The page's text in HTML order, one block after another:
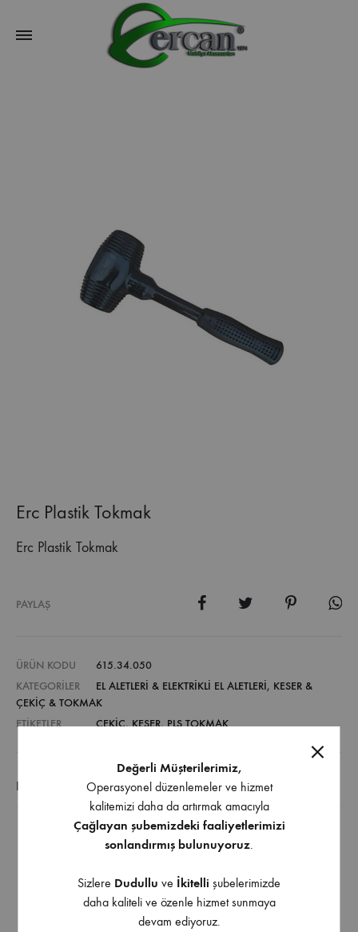
Erc Plastik Tokmak
Erc Plastik Tokmak
PAYLAŞ
ÜRÜN KODU
615.34.050
KATEGORILER
EL ALETLERİ & ELEKTRİKLİ EL ALETLERİ, KESER &
ÇEKIÇ & TOKMAK
ETIKETLER
ÇEKIÇ,KESER,PLS TOKMAK
EK BILGI
Plastik malzeme
Kolay kullanım imkanı
Seramik, fayans, yer karosu gibi zemin döşeme
Değerli Müşterilerimiz,
Operasyonel düzenlemeler ve hizmet
kalitemizi daha da artırmak amacıyla
Çağlayan şubemizdeki faaliyetlerimizi
sonlandırmış bulunuyoruz
Sizlere Dudullu ve İkitelli şubelerimizde
daha kaliteli ve özenle hizmet sunmaya
devam ediyoruz.